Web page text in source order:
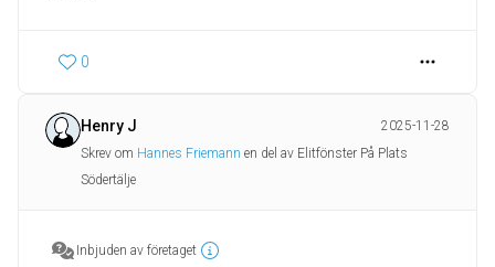
0
Henry J
2025-11-28
Skrev om Hannes Friemann en del av Elitfönster På Plats
Södertälje
Inbjuden av företaget